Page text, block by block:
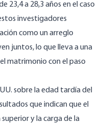
23,4 a 28,3 años en el caso
investigadores
como un arreglo
juntos, lo que lleva a una
matrimonio con el paso
sobre la edad tardía del
que indican que el
y la carga de la